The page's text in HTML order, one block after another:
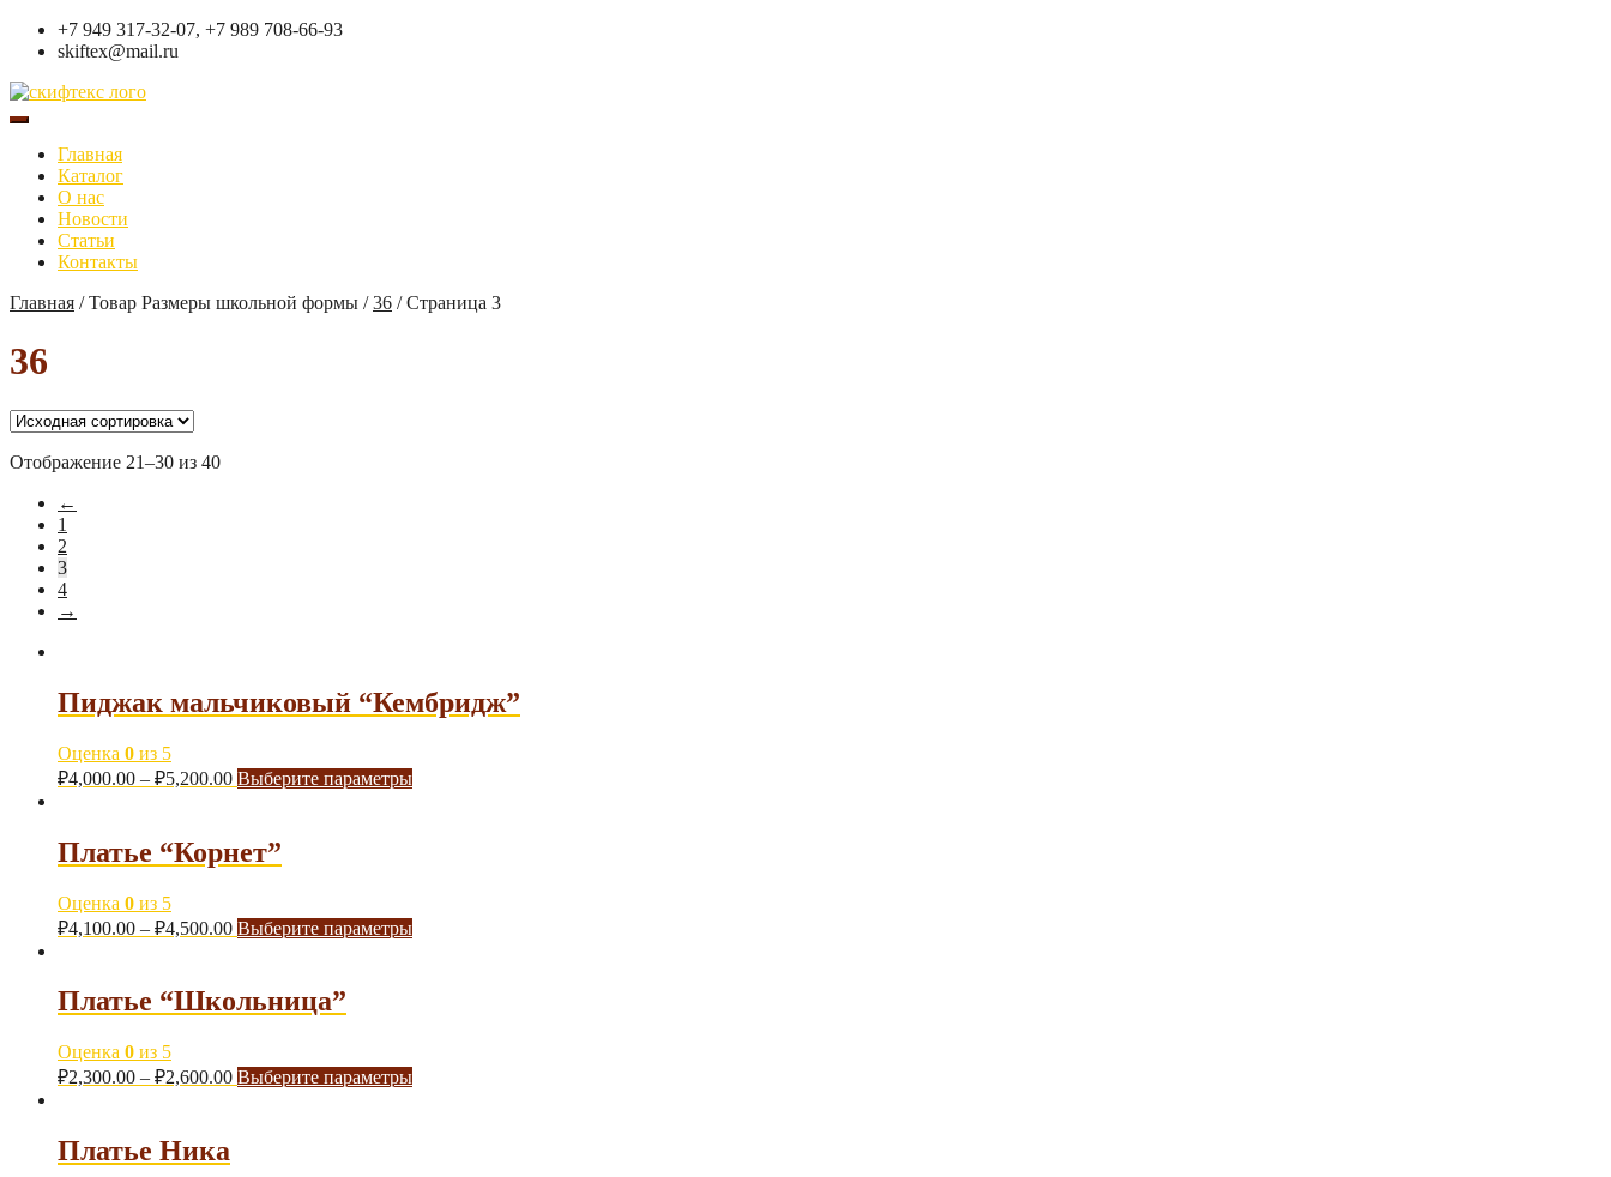
+7 949 317-32-07, +7 989 708-66-93
skiftex@mail.ru
Главная
Каталог
О нас
Новости
Статьи
Контакты
Главная /Товар Размеры школьной формы /36 /Страница 3
36
Отображение 21–30 из 40
←
1
2
3
4
→
Пиджак мальчиковый “Кембридж”
Оценка 0 из 5
₽4,000.00 – ₽5,200.00 Выберите параметры
Платье “Корнет”
Оценка 0 из 5
₽4,100.00 – ₽4,500.00 Выберите параметры
Платье “Школьница”
Оценка 0 из 5
₽2,300.00 – ₽2,600.00 Выберите параметры
Платье Ника